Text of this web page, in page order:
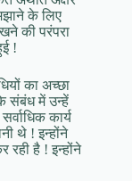
के लिए
की परंपरा
!
का अच्छा
के संबंध में उन्हें
कार्य
थे ! इन्होंने
रही है ! इन्होंने